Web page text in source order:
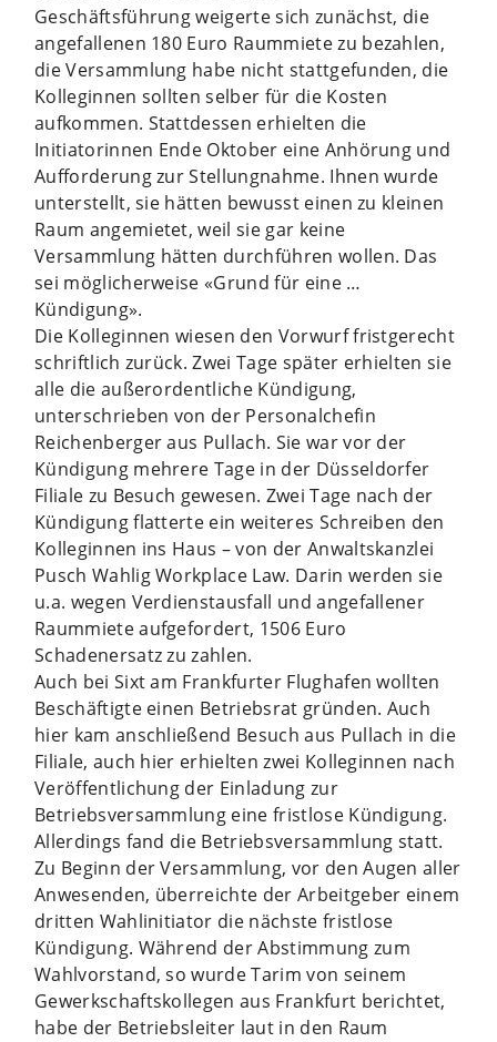
Geschäftsführung weigerte sich zunächst, die
angefallenen 180 Euro Raummiete zu bezahlen,
die Versammlung habe nicht stattgefunden, die
Kolleginnen sollten selber für die Kosten
aufkommen. Stattdessen erhielten die
Initiatorinnen Ende Oktober eine Anhörung und
Aufforderung zur Stellungnahme. Ihnen wurde
unterstellt, sie hätten bewusst einen zu kleinen
Raum angemietet, weil sie gar keine
Versammlung hätten durchführen wollen. Das
sei möglicherweise «Grund für eine …
Kündigung».
Die Kolleginnen wiesen den Vorwurf fristgerecht
schriftlich zurück. Zwei Tage später erhielten sie
alle die außerordentliche Kündigung,
unterschrieben von der Personalchefin
Reichenberger aus Pullach. Sie war vor der
Kündigung mehrere Tage in der Düsseldorfer
Filiale zu Besuch gewesen. Zwei Tage nach der
Kündigung flatterte ein weiteres Schreiben den
Kolleginnen ins Haus – von der Anwaltskanzlei
Pusch Wahlig Workplace Law. Darin werden sie
u.a. wegen Verdienstausfall und angefallener
Raummiete aufgefordert, 1506 Euro
Schadenersatz zu zahlen.
Auch bei Sixt am Frankfurter Flughafen wollten
Beschäftigte einen Betriebsrat gründen. Auch
hier kam anschließend Besuch aus Pullach in die
Filiale, auch hier erhielten zwei Kolleginnen nach
Veröffentlichung der Einladung zur
Betriebsversammlung eine fristlose Kündigung.
Allerdings fand die Betriebsversammlung statt.
Zu Beginn der Versammlung, vor den Augen aller
Anwesenden, überreichte der Arbeitgeber einem
dritten Wahlinitiator die nächste fristlose
Kündigung. Während der Abstimmung zum
Wahlvorstand, so wurde Tarim von seinem
Gewerkschaftskollegen aus Frankfurt berichtet,
habe der Betriebsleiter laut in den Raum